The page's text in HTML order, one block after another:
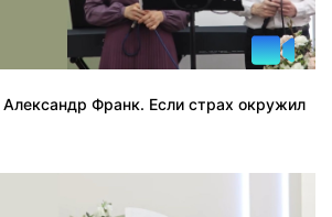
Александр Франк. Если страх окружил